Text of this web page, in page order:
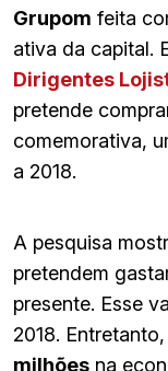
Grupom feita
ativa da capital.
Dirigentes
pretende
comemorativa,
a 2018.
A pesquisa
pretendem
presente. Esse
2018.
milhões na